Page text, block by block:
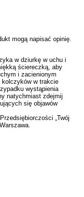
mogą napisać opinię.
w dziurkę w uchu i
ściereczką, aby
i zacienionym
w trakcie
wystąpienia
natychmiast zdejmij
się objawów
„Twój